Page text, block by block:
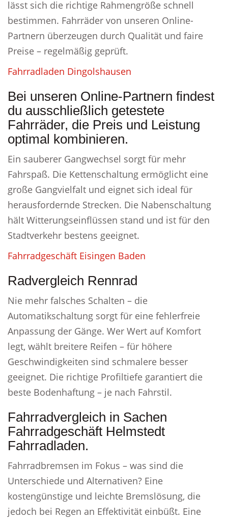
lässt sich die richtige Rahmengröße schnell
bestimmen. Fahrräder von unseren Online-
Partnern überzeugen durch Qualität und faire
Preise – regelmäßig geprüft.
Fahrradladen Dingolshausen
Bei unseren Online-Partnern findest
du ausschließlich getestete
Fahrräder, die Preis und Leistung
optimal kombinieren.
Ein sauberer Gangwechsel sorgt für mehr
Fahrspaß. Die Kettenschaltung ermöglicht eine
große Gangvielfalt und eignet sich ideal für
herausfordernde Strecken. Die Nabenschaltung
hält Witterungseinflüssen stand und ist für den
Stadtverkehr bestens geeignet.
Fahrradgeschäft Eisingen Baden
Radvergleich Rennrad
Nie mehr falsches Schalten – die
Automatikschaltung sorgt für eine fehlerfreie
Anpassung der Gänge. Wer Wert auf Komfort
legt, wählt breitere Reifen – für höhere
Geschwindigkeiten sind schmalere besser
geeignet. Die richtige Profiltiefe garantiert die
beste Bodenhaftung – je nach Fahrstil.
Fahrradvergleich in Sachen
Fahrradgeschäft Helmstedt
Fahrradladen.
Fahrradbremsen im Fokus – was sind die
Unterschiede und Alternativen? Eine
kostengünstige und leichte Bremslösung, die
jedoch bei Regen an Effektivität einbüßt. Eine